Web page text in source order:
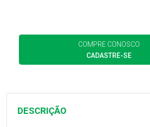
COMPRE CONOSCO
CADASTRE-SE
DESCRIÇÃO